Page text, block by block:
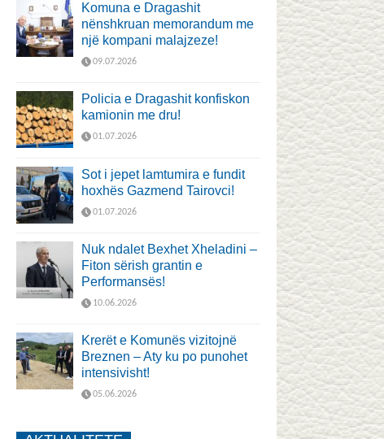
Komuna e Dragashit
nënshkruan memorandum me
një kompani malajzeze!
09.07.2026
Policia e Dragashit konfiskon
kamionin me dru!
01.07.2026
Sot i jepet lamtumira e fundit
hoxhës Gazmend Tairovci!
01.07.2026
Nuk ndalet Bexhet Xheladini –
Fiton sërish grantin e
Performansës!
10.06.2026
Krerët e Komunës vizitojnë
Breznen – Aty ku po punohet
intensivisht!
05.06.2026